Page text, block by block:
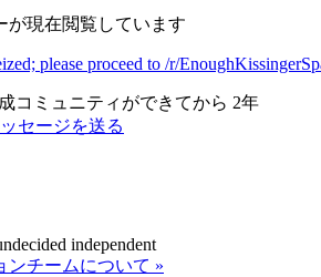
が現在閲覧しています
please proceed to /r/
コミュニティができてから 2年
セージを送る
independent
ンチームについて »